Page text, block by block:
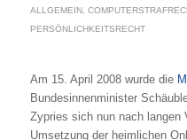
ALLGEMEIN,
PERSÖNLICHKEITSRECHT
Am 15. April 2008 wurde die
Bundesinnenminister
Zypries sich nun nach langen
Umsetzung der heimlichen